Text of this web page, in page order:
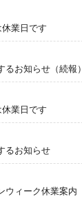
休業日です
るお知らせ（続報）
休業日です
るお知らせ
ウィーク休業案内